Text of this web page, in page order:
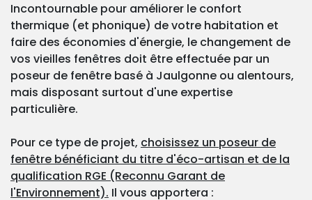
Incontournable pour améliorer le confort
thermique (et phonique) de votre habitation et
faire des économies d'énergie, le changement de
vos vieilles fenêtres doit être effectuée par un
poseur de fenêtre basé à Jaulgonne ou alentours,
mais disposant surtout d'une expertise
particulière.
Pour ce type de projet, choisissez un poseur de
fenêtre bénéficiant du titre d'éco-artisan et de la
qualification RGE (Reconnu Garant de
l'Environnement). Il vous apportera :